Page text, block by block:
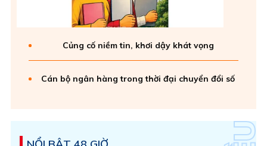
Củng cố niềm tin, khơi dậy khát vọng
Cán bộ ngân hàng trong thời đại chuyển đổi số